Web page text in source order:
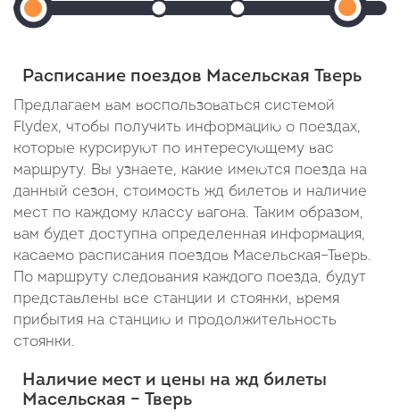
Отправление:
Прибытие: 15:55
В пути: 18 минут
Прибытие: 16:22
Отправление: 16:50
В пути: 45 минут
пути:
16
часов
57
минут
Расписание поездов Масельская Тверь
Предлагаем вам воспользоваться системой
Flydex, чтобы получить информацию о поездах,
которые курсируют по интересующему вас
маршруту. Вы узнаете, какие имеются поезда на
данный сезон, стоимость жд билетов и наличие
мест по каждому классу вагона. Таким образом,
вам будет доступна определенная информация,
касаемо расписания поездов Масельская–Тверь.
По маршруту следования каждого поезда, будут
представлены все станции и стоянки, время
прибытия на станцию и продолжительность
стоянки.
Наличие мест и цены на жд билеты
Масельская – Тверь